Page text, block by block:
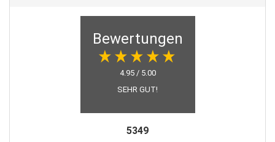
Bewertungen
4.95 / 5.00
SEHR GUT!
5349